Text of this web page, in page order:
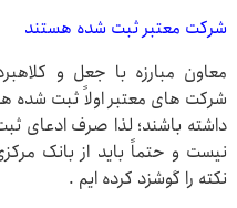
شرکت معتبر ثبت شده هستند
معاون مبارزه با جعل و
شرکت های معتبر اولاً ثبت شده
داشته باشند؛ لذا صرف ادعای
نیست و حتماً باید از بانک
نکته را گوشزد کرده ایم .